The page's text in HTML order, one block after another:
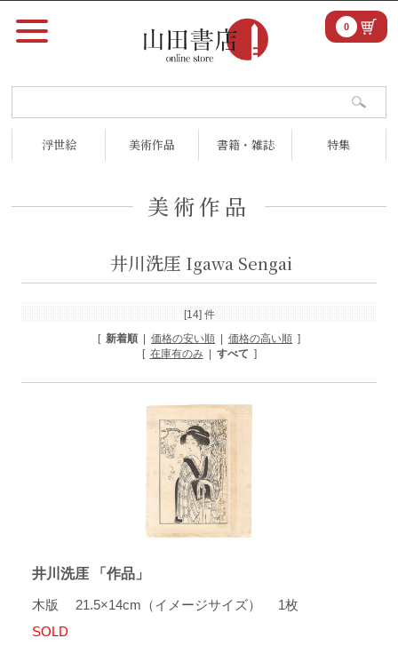
浮世絵 美術作品 書籍・雑誌 特集
0
美術作品
井川洗厓 Igawa Sengai
[14] 件
[ 新着順 価格の安い順 価格の高い順 ]
[ 在庫有のみ| すべて ]
井川洗厓 「作品」
木版 21.5×14cm（イメージサイズ） 1枚
SOLD